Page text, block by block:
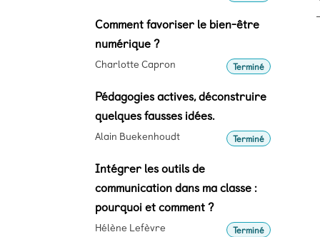
Comment favoriser le bien-être
numérique ?
Charlotte Capron Terminé
Pédagogies actives, déconstruire
quelques fausses idées.
Alain Buekenhoudt Terminé
Intégrer les outils de
communication dans ma classe :
pourquoi et comment ?
Hélène Lefèvre Terminé